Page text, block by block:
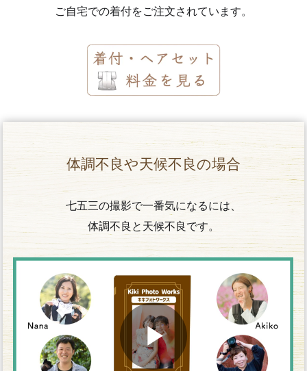
ご自宅での着付をご注文されています。
体調不良や天候不良の場合
七五三の撮影で一番気になるには、
体調不良と天候不良です。